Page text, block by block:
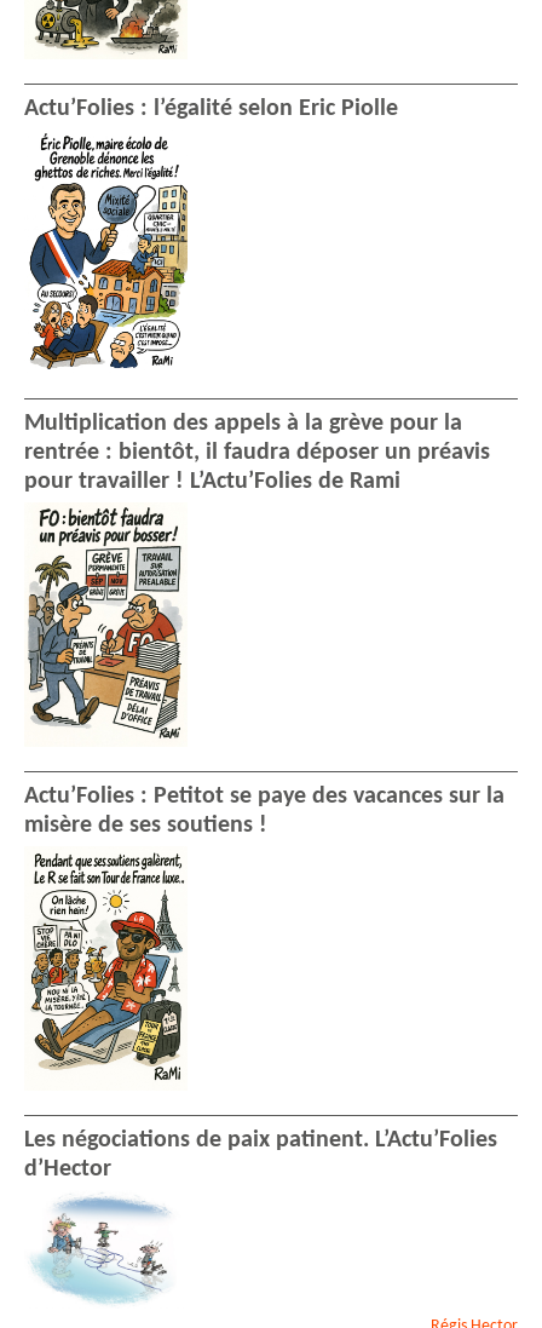
Actu’Folies : l’égalité selon Eric Piolle
Multiplication des appels à la grève pour la
rentrée : bientôt, il faudra déposer un préavis
pour travailler ! L’Actu’Folies de Rami
Actu’Folies : Petitot se paye des vacances sur la
misère de ses soutiens !
Les négociations de paix patinent. L’Actu’Folies
d’Hector